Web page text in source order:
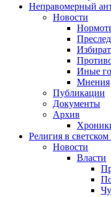
Неправомерный
Новости
Иные
Мнения
Публикации
Документы
Архив
Религия в
Новости
Власти